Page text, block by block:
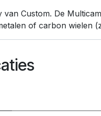
van Custom. De
of carbon wielen